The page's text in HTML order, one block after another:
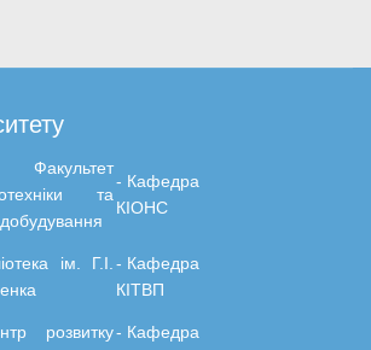
Факультет
та
- Кафедра
КІОНС
ім. Г.І. - Кафедра
КІТВП
розвитку- Кафедра